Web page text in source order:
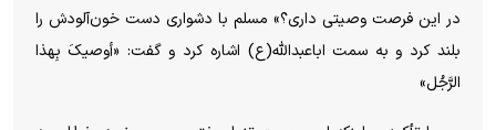
در این فرصت وصیتی داری؟» مسلم با دشواری دست خون‌آلودش را
بلند کرد و به سمت اباعبدالله(ع) اشاره کرد و گفت: «أوصیکَ بِهذا
الرَّجُل»